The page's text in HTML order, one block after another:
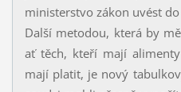
ministerstvo zákon uvést
Další metodou, která by
ať těch, kteří mají
mají platit, je nový